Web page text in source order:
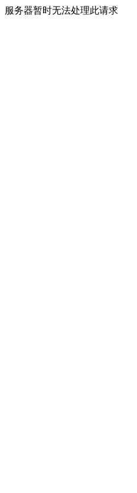
服务器暂时无法处理此请求